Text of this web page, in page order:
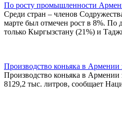
По росту промышленности
Среди стран – членов
марте был отмечен рост в 8%.
только Кыргызстану (21%) и
Производство коньяка в Армении
Производство коньяка в
8129,2 тыс. литров, сообщает